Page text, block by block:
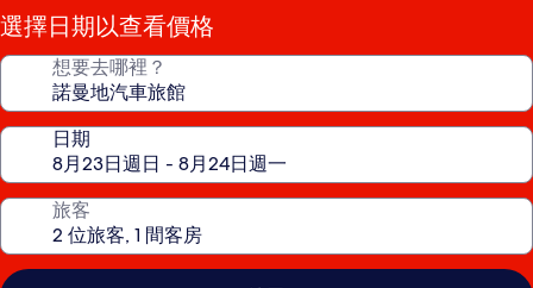
住
宿
選擇日期以查看價格
想要去哪裡？
日期
旅客